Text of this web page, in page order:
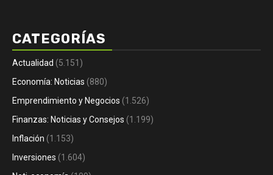
CATEGORÍAS
Actualidad (5.151)
Economía: Noticias (880)
Emprendimiento y Negocios (1.526)
Finanzas: Noticias y Consejos (1.199)
Inflación (1.153)
Inversiones (1.604)